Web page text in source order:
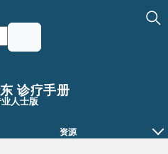
诊疗手册
人士版
资源